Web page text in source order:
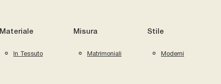
Materiale
In Tessuto
Misura
Matrimoniali
Stile
Moderni